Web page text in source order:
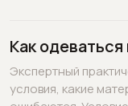
Как
Экспертный
условия, какие